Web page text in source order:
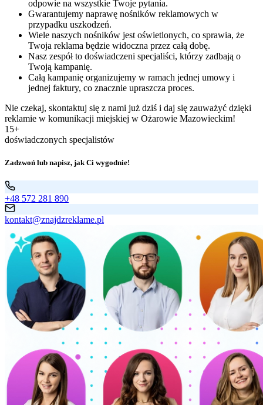
odpowie na wszystkie Twoje pytania.
Gwarantujemy naprawę nośników reklamowych w
przypadku uszkodzeń.
Wiele naszych nośników jest oświetlonych, co sprawia, że
Twoja reklama będzie widoczna przez całą dobę.
Nasz zespół to doświadczeni specjaliści, którzy zadbają o
Twoją kampanię.
Całą kampanię organizujemy w ramach jednej umowy i
jednej faktury, co znacznie upraszcza proces.
Nie czekaj, skontaktuj się z nami już dziś i daj się zauważyć dzięki
reklamie w komunikacji miejskiej w Ożarowie Mazowieckim!
15+
doświadczonych specjalistów
Zadzwoń lub napisz, jak Ci wygodnie!
+48 572 281 890
kontakt@znajdzreklame.pl